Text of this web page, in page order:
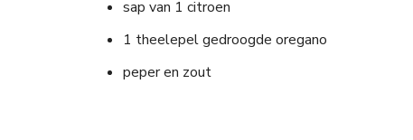
sap van 1 citroen
1 theelepel gedroogde oregano
peper en zout